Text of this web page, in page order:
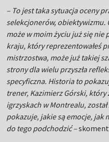
– To jest taka sytuacja oceny
selekcjonerów, obiektywizmu.
może w moim życiu już się nie
kraju, który reprezentowałeś
mistrzostwa, może już takiej
strony dla wielu przyszła
specyficzna. Historia to
trener, Kazimierz Górski, który
igrzyskach w Montrealu,
pokazuje, jakie są emocje, jak
do tego podchodzić –